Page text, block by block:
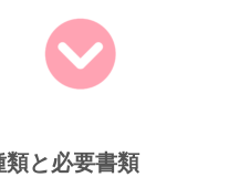
類と必要書類